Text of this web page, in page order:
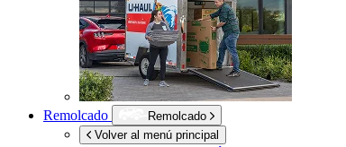
Remolcado
Remolcado
Volver al menú principal